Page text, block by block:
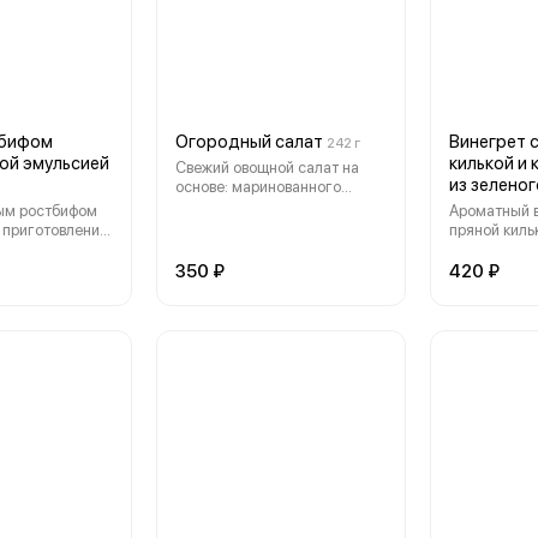
эмульсией
ростбифом
лук и
Огородный салат 242 г
Свежий овощной салат на
основе: маринованного
яиц, заправлен сметанным
соусом
350 ₽
Винегрет
килькой и
из
Ароматный винегрет с
пряной
заправкой
420 ₽